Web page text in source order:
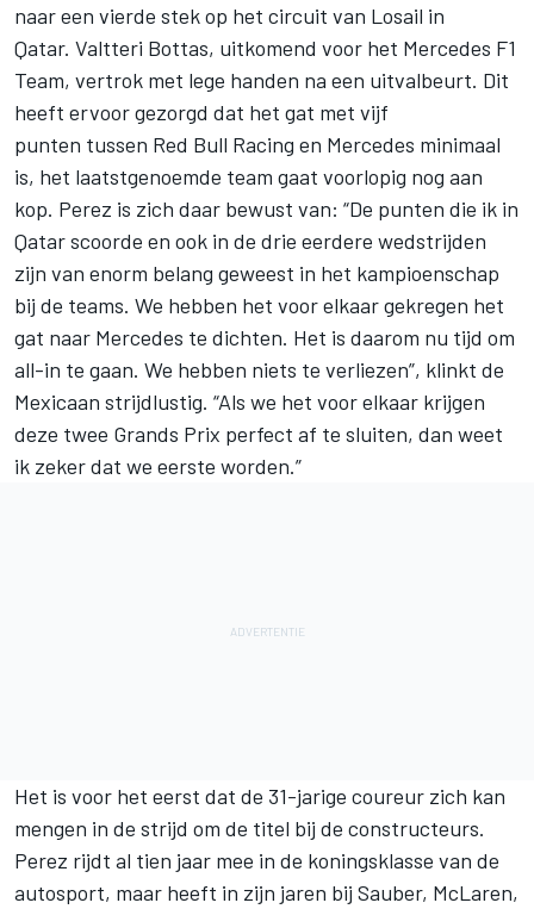
naar een vierde stek op het circuit van Losail in
Qatar. Valtteri Bottas, uitkomend voor het Mercedes F1
Team, vertrok met lege handen na een uitvalbeurt. Dit
heeft ervoor gezorgd dat het gat met vijf
punten tussen Red Bull Racing en Mercedes minimaal
is, het laatstgenoemde team gaat voorlopig nog aan
kop. Perez is zich daar bewust van: “De punten die ik in
Qatar scoorde en ook in de drie eerdere wedstrijden
zijn van enorm belang geweest in het kampioenschap
bij de teams. We hebben het voor elkaar gekregen het
gat naar Mercedes te dichten. Het is daarom nu tijd om
all-in te gaan. We hebben niets te verliezen”, klinkt de
Mexicaan strijdlustig. “Als we het voor elkaar krijgen
deze twee Grands Prix perfect af te sluiten, dan weet
ik zeker dat we eerste worden.”
Het is voor het eerst dat de 31-jarige coureur zich kan
mengen in de strijd om de titel bij de constructeurs.
Perez rijdt al tien jaar mee in de koningsklasse van de
autosport, maar heeft in zijn jaren bij Sauber, McLaren,